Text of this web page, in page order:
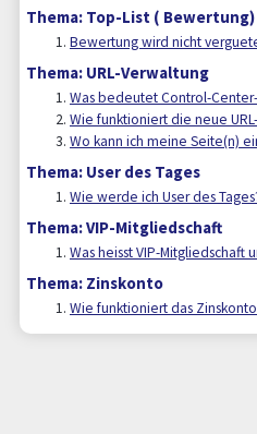
Thema: Top-List ( Bewertung)
Bewertung wird nicht
Thema: URL-Verwaltung
Was bedeutet Control-
Wie funktioniert die neue
Wo kann ich meine Seite(n)
Thema: User des Tages
Wie werde ich User des
Thema: VIP-Mitgliedschaft
Was heisst VIP-
Thema: Zinskonto
Wie funktioniert das